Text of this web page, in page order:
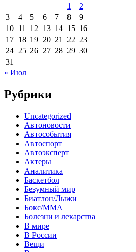
1
2
3
4 5 6 7 8
9
10 11 12 13 14 15 16
17 18 19 20 21 22 23
24 25 26 27 28 29 30
31
« Июл
Рубрики
Uncategorized
Автоновости
Автособытия
Автоспорт
Автоэксперт
Актеры
Аналитика
Баскетбол
Безумный мир
Биатлон/Лыжи
Бокс/MMA
Болезни и лекарства
В мире
В России
Вещи